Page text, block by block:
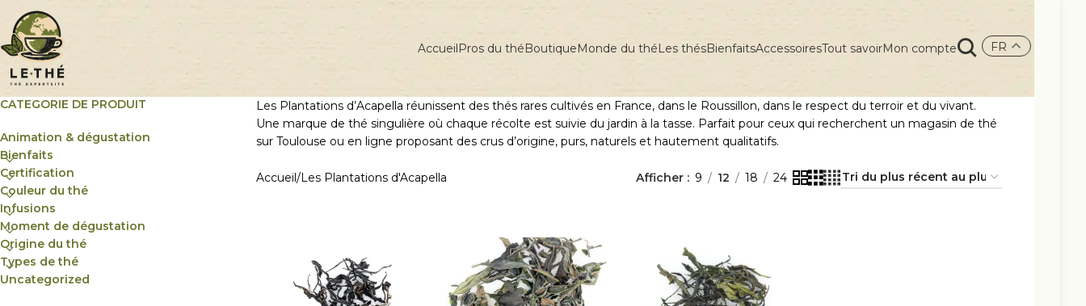
AccueilPros du théBoutiqueMonde du théLes thésBienfaitsAccessoiresTout savoirMon compte FR
CATEGORIE DE PRODUIT
Animation & dégustation
Bienfaits
Certification
Couleur du thé
Infusions
Moment de dégustation
Origine du thé
Types de thé
Uncategorized
Les Plantations d’Acapella réunissent des thés rares cultivés en France, dans le Roussillon, dans le respect du terroir et du vivant.
Une marque de thé singulière où chaque récolte est suivie du jardin à la tasse. Parfait pour ceux qui recherchent un magasin de thé
sur Toulouse ou en ligne proposant des crus d’origine, purs, naturels et hautement qualitatifs.
Accueil Les Plantations d'Acapella Afficher 9 12 18 24